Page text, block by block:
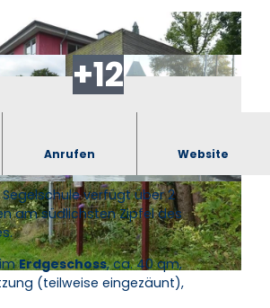
B
l
i
c
k
z
Anrufen Website
verfügt über 2
am südlichsten Zipfel des
imErdgeschoss, ca. 40 qm,
(teilweise eingezäunt),